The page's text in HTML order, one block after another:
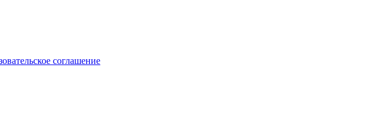
соглашение